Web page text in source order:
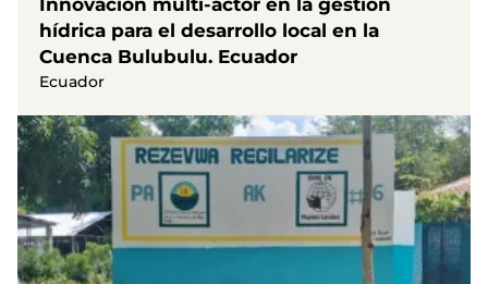
Innovación multi-actor en la gestión
hídrica para el desarrollo local en la
Cuenca Bulubulu. Ecuador
Ecuador